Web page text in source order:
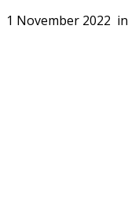
1 November 2022 in